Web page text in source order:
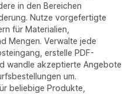
in den Bereichen
Nutze vorgefertigte
für Materialien,
Mengen. Verwalte jede
erstelle PDF-
wandle akzeptierte Angebote
um.
beliebige Produkte,